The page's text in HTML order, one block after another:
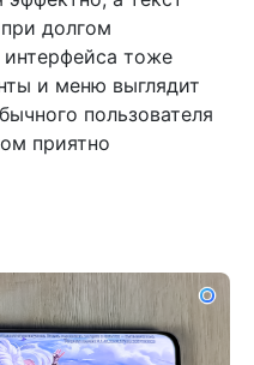
долгом
интерфейса тоже
и меню выглядит
пользователя
приятно